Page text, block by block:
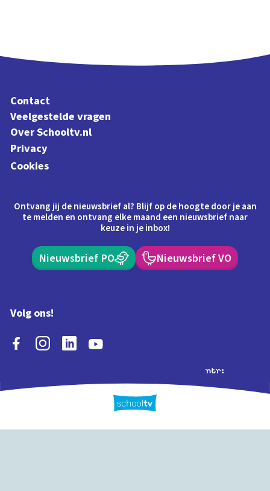
Contact
Veelgestelde vragen
Over Schooltv.nl
Privacy
Cookies
Ontvang jij de nieuwsbrief al? Blijf op de hoogte door je aan
te melden en ontvang elke maand een nieuwsbrief naar
keuze in je inbox!
Nieuwsbrief PO Nieuwsbrief VO
Volg ons!